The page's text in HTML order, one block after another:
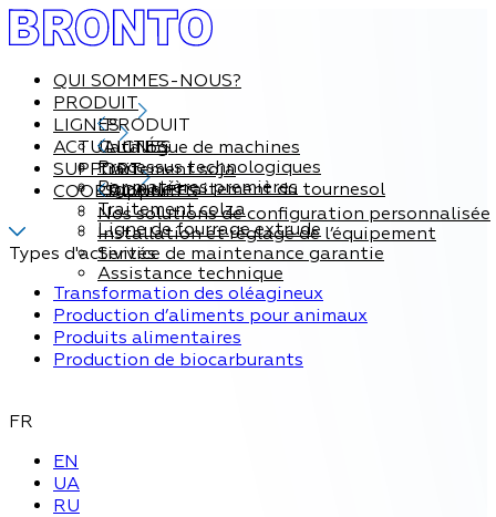
QUI SOMMES-NOUS?
PRODUIT
PRODUIT
Catalogue de machines
Processus technologiques
Par matières premières
LIGNES
LIGNES
Traitement soja
Ligne de traitement du tournesol
Traitement colza
Ligne de fourrage extrude
ACTUALITÉS
SUPPORT
Support
Nos solutions de configuration personnalisée
Installation et réglage de l’équipement
Service de maintenance garantie
Assistance technique
COORDONNÉES
Types d'activités
Transformation des oléagineux
Production d’aliments pour animaux
Produits alimentaires
Production de biocarburants
FR
EN
UA
RU